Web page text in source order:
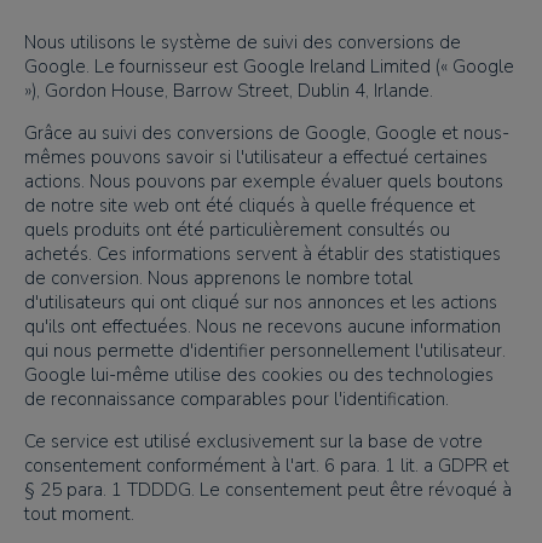
Nous utilisons le système de suivi des conversions de
Google. Le fournisseur est Google Ireland Limited (« Google
»), Gordon House, Barrow Street, Dublin 4, Irlande.
Grâce au suivi des conversions de Google, Google et nous-
mêmes pouvons savoir si l'utilisateur a effectué certaines
actions. Nous pouvons par exemple évaluer quels boutons
de notre site web ont été cliqués à quelle fréquence et
quels produits ont été particulièrement consultés ou
achetés. Ces informations servent à établir des statistiques
de conversion. Nous apprenons le nombre total
d'utilisateurs qui ont cliqué sur nos annonces et les actions
qu'ils ont effectuées. Nous ne recevons aucune information
qui nous permette d'identifier personnellement l'utilisateur.
Google lui-même utilise des cookies ou des technologies
de reconnaissance comparables pour l'identification.
Ce service est utilisé exclusivement sur la base de votre
consentement conformément à l'art. 6 para. 1 lit. a GDPR et
§ 25 para. 1 TDDDG. Le consentement peut être révoqué à
tout moment.